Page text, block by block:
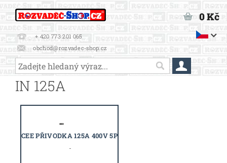
+ 420 773 201 065
obchod@rozvadec-shop.cz
0 Kč
IN 125A
CEE PŘIVODKA 125A 400V 5P